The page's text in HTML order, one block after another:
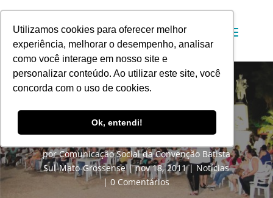
Utilizamos cookies para oferecer melhor
experiência, melhorar o desempenho, analisar
como você interage em nosso site e
personalizar conteúdo. Ao utilizar este site, você
concorda com o uso de cookies.
Ok, entendi!
Música, dança e teatro para levar
o amor de Deus aos corumbaenses
porComunicação Social da Convenção Batista
Sul-Mato-Grossense
nov 18, 2011
Notícias
0 Comentários